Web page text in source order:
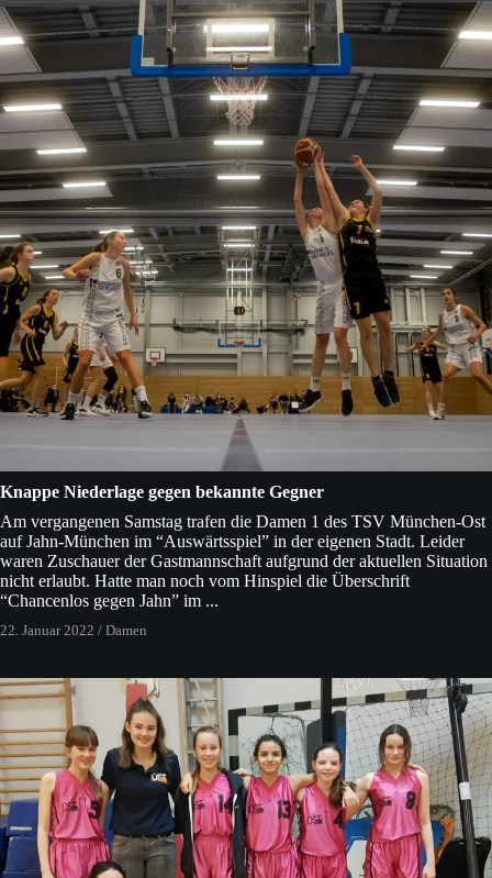
Knappe Niederlage gegen bekannte Gegner
Am vergangenen Samstag trafen die Damen 1 des TSV München-Ost
auf Jahn-München im “Auswärtsspiel” in der eigenen Stadt. Leider
waren Zuschauer der Gastmannschaft aufgrund der aktuellen Situation
nicht erlaubt. Hatte man noch vom Hinspiel die Überschrift
“Chancenlos gegen Jahn” im ...
22. Januar 2022 / Damen